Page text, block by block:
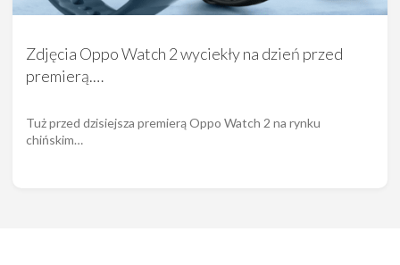
Zdjęcia Oppo Watch 2 wyciekły na dzień przed
premierą.…
Tuż przed dzisiejsza premierą Oppo Watch 2 na rynku
chińskim…